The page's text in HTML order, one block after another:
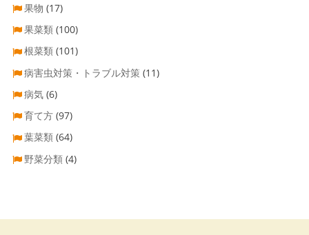
果物 (17)
果菜類 (100)
根菜類 (101)
病害虫対策・トラブル対策 (11)
病気 (6)
育て方 (97)
葉菜類 (64)
野菜分類 (4)